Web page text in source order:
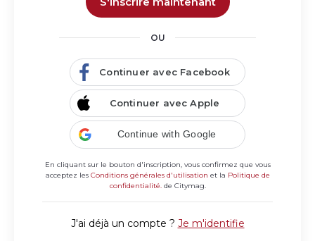
Société Hippique d'Aquitaine
Centre équestre au cœur de la forêt du Taillan,
proposant diverses activités à cheval et à poney.
OU
Continuer avec Facebook
Continuer avec Apple
Continue with Google
En cliquant sur le bouton d'inscription, vous confirmez que vous
acceptez les Conditions générales d'utilisation et la Politique de
confidentialité. de Citymag.
J'ai déjà un compte ? Je m'identifie